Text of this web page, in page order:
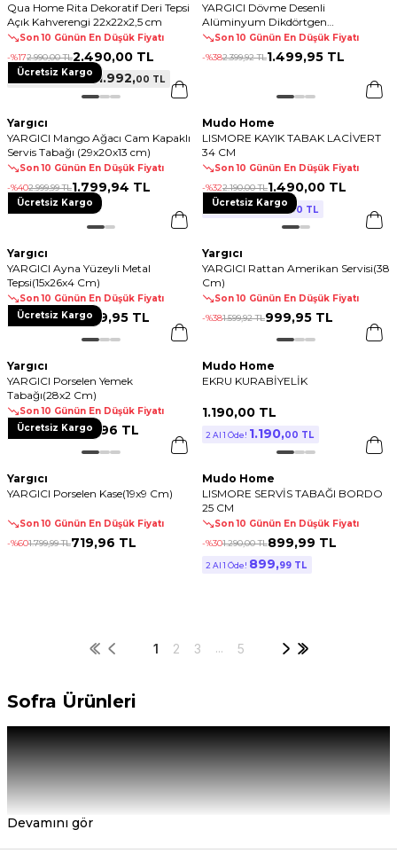
Qua Home Rita Dekoratif Deri Tepsi
Açık Kahverengi 22x22x2,5 cm
Son 10 Günün En Düşük Fiyatı
-%172.990,00 TL2.490,00 TL
Sepette %20 İndirim 1.992,00 TL
YARGICI Dövme Desenli
Alüminyum Dikdörtgen
Tepsi(23x57x3 Cm)
Son 10 Günün En Düşük Fiyatı
-%382.399,92 TL1.499,95 TL
Ücretsiz Kargo
Yargıcı
YARGICI Mango Ağacı Cam Kapaklı
Servis Tabağı (29x20x13 cm)
Son 10 Günün En Düşük Fiyatı
-%402.999,99 TL1.799,94 TL
Mudo Home
LISMORE KAYIK TABAK LACİVERT
34 CM
Son 10 Günün En Düşük Fiyatı
-%322.190,00 TL1.490,00 TL
1.490, 00 TL
Ücretsiz Kargo
Yargıcı
YARGICI Ayna Yüzeyli Metal
Tepsi(15x26x4 Cm)
Son 10 Günün En Düşük Fiyatı
382.399,92 TL1.499,95 TL
Ücretsiz Kargo
Yargıcı
YARGICI Rattan Amerikan Servisi(38
Cm)
Son 10 Günün En Düşük Fiyatı
-%381.599,92 TL999,95 TL
Ücretsiz Kargo
Yargıcı
YARGICI Porselen Yemek
Tabağı(28x2 Cm)
Son 10 Günün En Düşük Fiyatı
601.999,99 TL799 96 TL
Mudo Home
EKRU KURABİYELİK
1.190,00 TL
2 Al 1 Öde! 1.190,00 TL
Ücretsiz Kargo
Yargıcı
YARGICI Porselen Kase(19x9 Cm)
Son 10 Günün En Düşük Fiyatı
-%601.799,99 TL719,96 TL
Mudo Home
LISMORE SERVİS TABAĞI BORDO
25 CM
Son 10 Günün En Düşük Fiyatı
-%301.290,00 TL899,99 TL
2 Al 1 Öde! 899,99 TL
1 2 3 ... 5
Sofra Ürünleri
Devamını gör